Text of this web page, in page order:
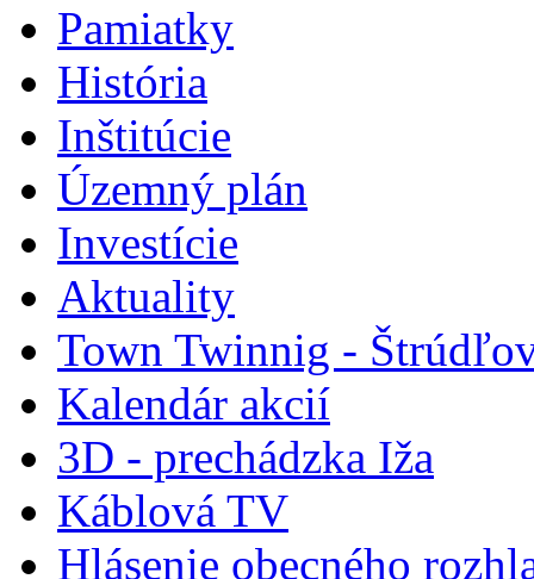
Pamiatky
História
Inštitúcie
Územný plán
Investície
Aktuality
Town Twinnig -
Kalendár akcií
3D - prechádzka Iža
Káblová TV
Hlásenie obecného